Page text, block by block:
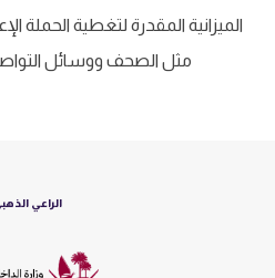
الميزانية المقدرة لتغطية الحملة
مثل الصحف ووسائل
الراعي